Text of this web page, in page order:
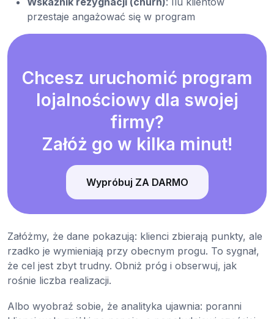
przestaje angażować się w program
Chcesz uruchomić program
lojalnościowy dla swojej
firmy?
Załóż go w kilka minut!
Wypróbuj ZA DARMO
Załóżmy, że dane pokazują: klienci zbierają punkty, ale
rzadko je wymieniają przy obecnym progu. To sygnał,
że cel jest zbyt trudny. Obniż próg i obserwuj, jak
rośnie liczba realizacji.
Albo wyobraź sobie, że analityka ujawnia: poranni